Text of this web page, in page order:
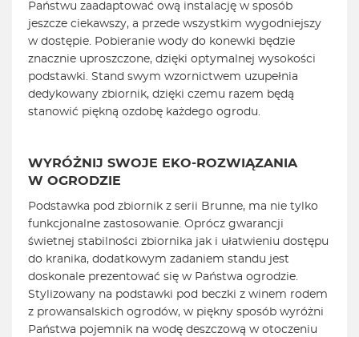
Państwu zaadaptować ową instalację w sposób
jeszcze ciekawszy, a przede wszystkim wygodniejszy
w dostępie. Pobieranie wody do konewki będzie
znacznie uproszczone, dzięki optymalnej wysokości
podstawki. Stand swym wzornictwem uzupełnia
dedykowany zbiornik, dzięki czemu razem będą
stanowić piękną ozdobę każdego ogrodu.
WYRÓŻNIJ SWOJE EKO-ROZWIĄZANIA
W OGRODZIE
Podstawka pod zbiornik z serii Brunne, ma nie tylko
funkcjonalne zastosowanie. Oprócz gwarancji
świetnej stabilności zbiornika jak i ułatwieniu dostępu
do kranika, dodatkowym zadaniem standu jest
doskonale prezentować się w Państwa ogrodzie.
Stylizowany na podstawki pod beczki z winem rodem
z prowansalskich ogrodów, w piękny sposób wyróżni
Państwa pojemnik na wodę deszczową w otoczeniu